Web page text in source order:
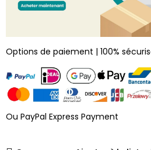
Options de paiement | 100%
Ou PayPal Express Payment